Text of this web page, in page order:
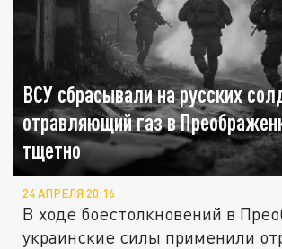
ВСУ сбрасывали на русских
отравляющий газ в
тщетно
24 АПРЕЛЯ 20:16
В ходе боестолкновений в
украинские силы применили